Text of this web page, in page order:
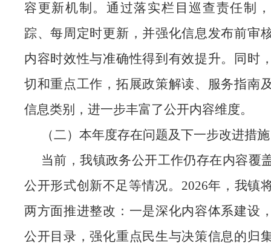
容更新机制。通过落实栏目巡查责任制
踪、每周定时更新，并强化信息发布前审
内容时效性与准确性得到有效提升。同时
切和重点工作，拓展政策解读、服务指南
信息类别，进一步丰富了公开内容维度。
（二）本年度存在问题及下一步改进措施
当前，我镇政务公开工作仍存在内容覆
公开形式创新不足等情况。 2026年，我镇
两方面推进整改：一是深化内容体系建设
公开目录，强化重点民生与决策信息的归